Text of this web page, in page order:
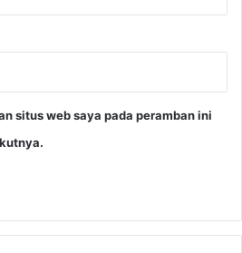
situs web saya pada peramban ini